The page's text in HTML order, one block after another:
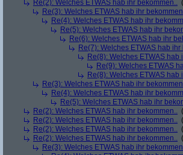
Re(2): Welches ETWAS hab ihr bekommen.. (
Re(3): Welches ETWAS hab ihr
Re(4): Welches ETWAS hab ihr
Re(5): Welches ETWAS hab ihr
Re(6): Welches ETWAS hab ihr
Re(7): Welches ETWAS hab ihr
Re(8): Welches ETWAS hab
Re(9): Welches ETWAS
Re(8): Welches ETWAS hab
Re(3): Welches ETWAS hab ihr
Re(4): Welches ETWAS hab ihr
Re(5): Welches ETWAS hab ihr
Re(2): Welches ETWAS hab ihr bekommen.. (
Re(2): Welches ETWAS hab ihr bekommen.. (
Re(2): Welches ETWAS hab ihr bekommen.. (
Re(2): Welches ETWAS hab ihr bekommen.. (
Re(3): Welches ETWAS hab ihr